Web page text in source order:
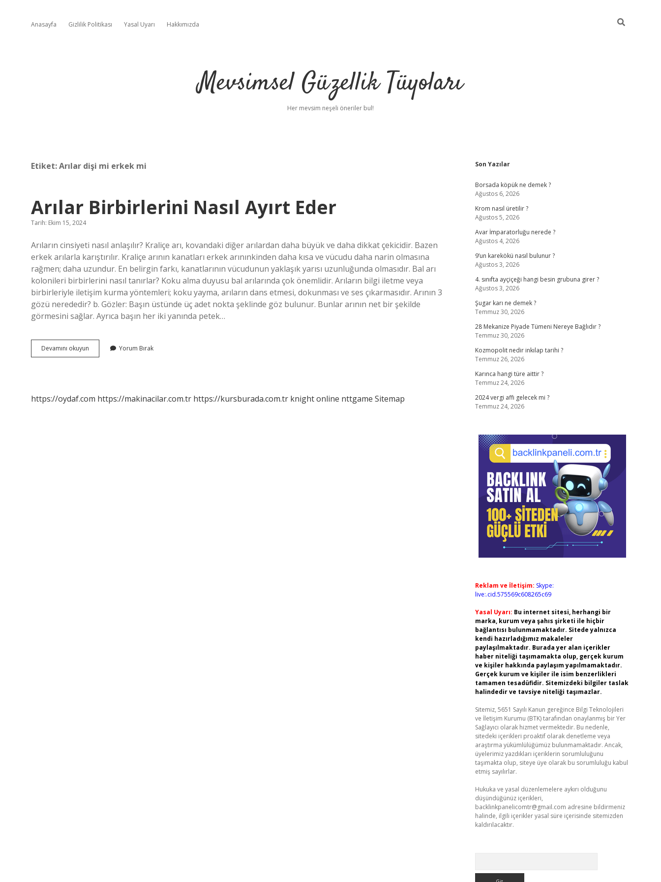
Anasayfa Gizlilik Politikası Yasal Uyarı Hakkımızda
Mevsimsel Güzellik Tüyoları
Her mevsim neşeli öneriler bul!
Etiket:Arılar dişi mi erkek mi
Arılar Birbirlerini Nasıl Ayırt Eder
Tarih: Ekim 15, 2024
Arıların cinsiyeti nasıl anlaşılır? Kraliçe arı, kovandaki diğer arılardan daha büyük ve daha dikkat çekicidir. Bazen
erkek arılarla karıştırılır. Kraliçe arının kanatları erkek arınınkinden daha kısa ve vücudu daha narin olmasına
rağmen; daha uzundur. En belirgin farkı, kanatlarının vücudunun yaklaşık yarısı uzunluğunda olmasıdır. Bal arı
kolonileri birbirlerini nasıl tanırlar? Koku alma duyusu bal arılarında çok önemlidir. Arıların bilgi iletme veya
birbirleriyle iletişim kurma yöntemleri; koku yayma, arıların dans etmesi, dokunması ve ses çıkarmasıdır. Arının 3
gözü nerededir? b. Gözler: Başın üstünde üç adet nokta şeklinde göz bulunur. Bunlar arının net bir şekilde
görmesini sağlar. Ayrıca başın her iki yanında petek…
Devamını okuyun
Birbirlerini
Yorum Bırak
https://oydaf.com https://makinacilar.com.tr https://kursburada.com.tr knight online nttgame Sitemap
Sidebar
Son Yazılar
Borsada köpük ne demek ?
Ağustos 6, 2026
Krom nasıl üretilir ?
Ağustos 5, 2026
Avar İmparatorluğu nerede ?
Ağustos 4, 2026
9’un karekökü nasıl bulunur ?
Ağustos 3, 2026
4. sınıfta ayçiçeği hangi besin grubuna girer ?
Ağustos 3, 2026
Şugar karı ne demek ?
Temmuz 30, 2026
28 Mekanize Piyade Tümeni Nereye Bağlıdır ?
Temmuz 30, 2026
Kozmopolit nedir inkılap tarihi ?
Temmuz 26, 2026
Karınca hangi türe aittir ?
Temmuz 24, 2026
2024 vergi affı gelecek mi ?
Temmuz 24, 2026
Reklam ve İletişim: Skype:
live:.cid.575569c608265c69
Yasal Uyarı: Bu internet sitesi, herhangi bir
marka, kurum veya şahıs şirketi ile hiçbir
bağlantısı bulunmamaktadır. Sitede yalnızca
kendi hazırladığımız makaleler
paylaşılmaktadır. Burada yer alan içerikler
haber niteliği taşımamakta olup, gerçek kurum
ve kişiler hakkında paylaşım yapılmamaktadır.
Gerçek kurum ve kişiler ile isim benzerlikleri
tamamen tesadüfidir. Sitemizdeki bilgiler taslak
halindedir ve tavsiye niteliği taşımazlar.
Sitemiz, 5651 Sayılı Kanun gereğince Bilgi Teknolojileri
ve İletişim Kurumu (BTK) tarafından onaylanmış bir Yer
Sağlayıcı olarak hizmet vermektedir. Bu nedenle,
sitedeki içerikleri proaktif olarak denetleme veya
araştırma yükümlülüğümüz bulunmamaktadır. Ancak,
üyelerimiz yazdıkları içeriklerin sorumluluğunu
taşımakta olup, siteye üye olarak bu sorumluluğu kabul
etmiş sayılırlar.
Hukuka ve yasal düzenlemelere aykırı olduğunu
düşündüğünüz içerikleri,
backlinkpanelicomtr@gmail.com adresine bildirmeniz
halinde, ilgili içerikler yasal süre içerisinde sitemizden
kaldırılacaktır.
hiltonbet giriş